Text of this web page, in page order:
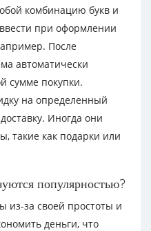
комбинацию букв и
при оформлении
После
автоматически
сумме покупки.
на определенный
Иногда они
такие как подарки или
популярностью?
из-за своей простоты и
деньги, что